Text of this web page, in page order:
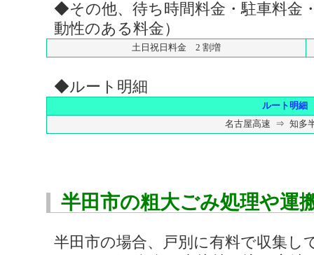
◆その他、待ち時間料金・駐車料金
動性のある料金）
土日祝日料金 2 割増
◆ルート明細
ルート明細
名古屋高速 ⇒ 知多
半田市の粗大ごみ処理や運
半田市の場合、戸別に有料で収集し